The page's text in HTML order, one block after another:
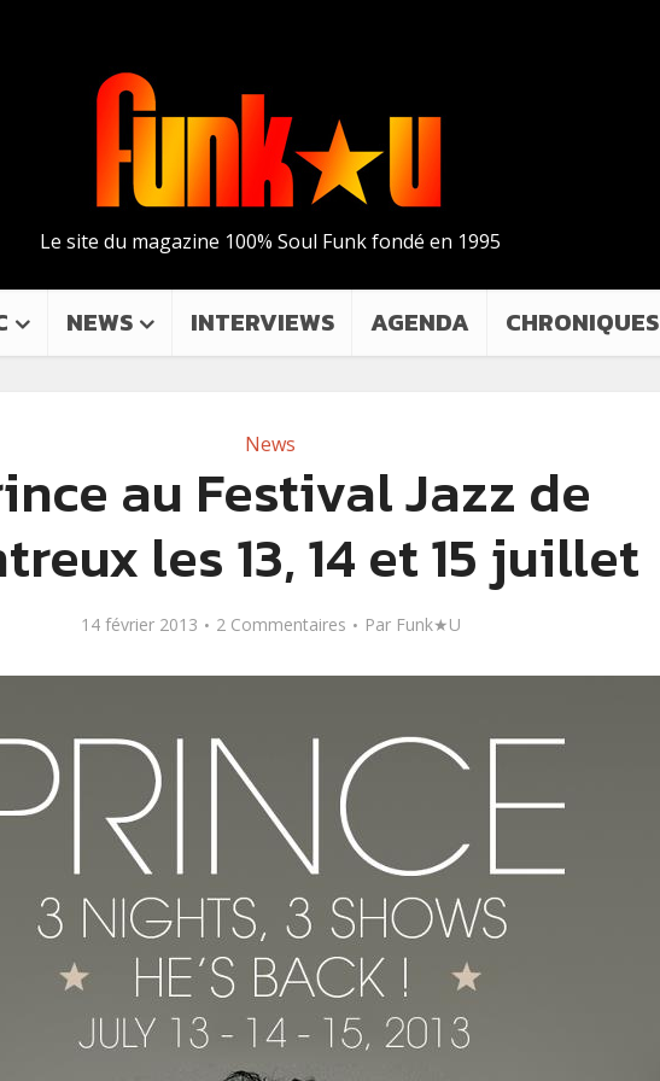
Le site du magazine 100% Soul Funk fondé en 1995
NEWS INTERVIEWS AGENDA CHRONIQUES
News
au Festival Jazz de
les 13, 14 et 15 juillet
14 février 2013 2 Commentaires Par Funk★U